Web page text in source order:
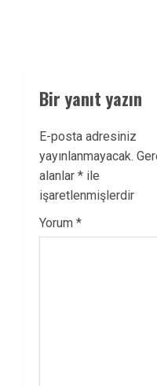
Bir yanıt yazın
E-posta adresiniz
yayınlanmayacak.
alanlar * ile
işaretlenmişlerdir
Yorum *